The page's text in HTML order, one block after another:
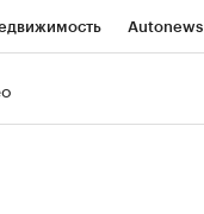
Autonews